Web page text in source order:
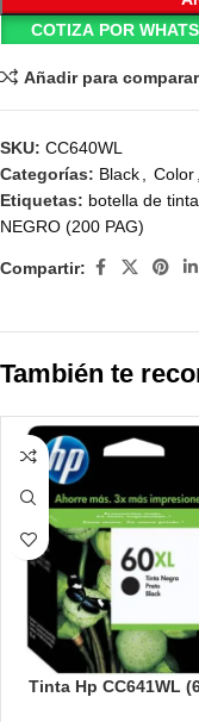
COTIZA POR
Añadir para comparar
SKU: CC640WL
Categorías: Black Color
Etiquetas: botella de tinta
NEGRO (200 PAG)
Compartir:
También te
Tinta Hp CC641WL